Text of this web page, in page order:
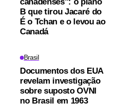
B que tirou Jacaré do
É o Tchan e o levou ao
Canadá
Brasil
Documentos dos EUA
revelam investigação
sobre suposto OVNI
no Brasil em 1963